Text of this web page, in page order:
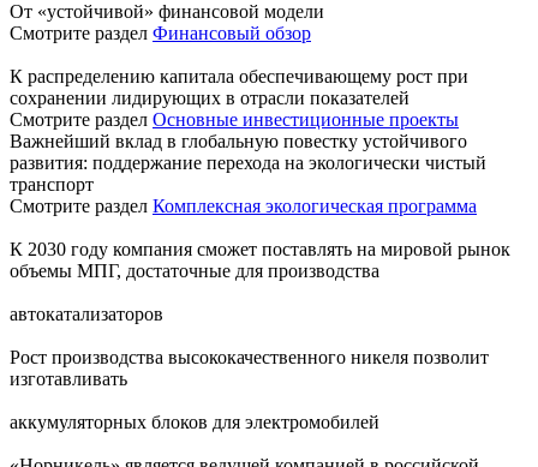
От «устойчивой» финансовой модели
Смотрите раздел Финансовый обзор
К распределению капитала обеспечивающему рост при
сохранении лидирующих в отрасли показателей
Смотрите раздел Основные инвестиционные проекты
Важнейший вклад в глобальную повестку устойчивого
развития: поддержание перехода на экологически чистый
транспорт
Смотрите раздел Комплексная экологическая программа
К 2030 году компания сможет поставлять на мировой рынок
объемы МПГ, достаточные для производства
автокатализаторов
Рост производства высококачественного никеля позволит
изготавливать
аккумуляторных блоков для электромобилей